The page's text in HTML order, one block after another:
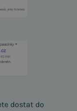
dostat do